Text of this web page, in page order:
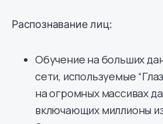
Распознавание лиц:
Обучение на больших
сети, используемые
на огромных массивах
включающих миллионы